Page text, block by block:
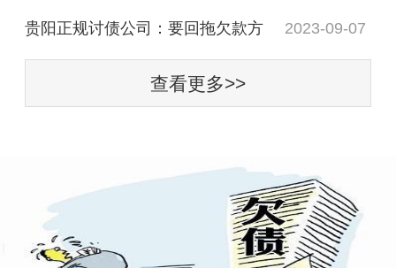
贵阳正规讨债公司：要回拖欠款方 2023-09-07
查看更多>>